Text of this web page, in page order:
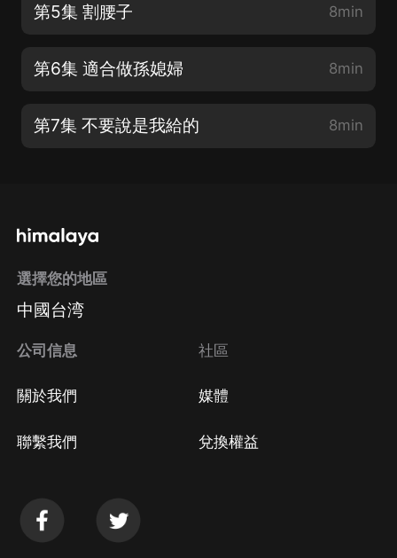
第5集 割腰子 8min
第6集 適合做孫媳婦 8min
第7集 不要說是我給的 8min
選擇您的地區
中國台湾
公司信息
關於我們
聯繫我們
社區
媒體
兌換權益